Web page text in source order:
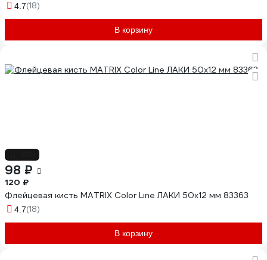
4.7(18)
В корзину
98 ₽
120 ₽
Флейцевая кисть MATRIX Color Line ЛАКИ 50х12 мм 83363
4.7(18)
В корзину